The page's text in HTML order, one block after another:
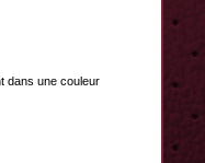
dans une couleur